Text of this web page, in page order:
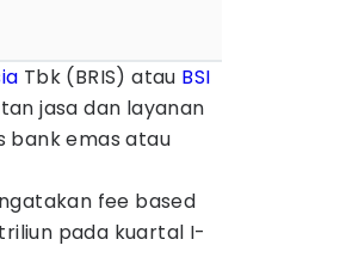
Tbk (BRIS) atau BSI
jasa dan layanan
bank emas atau
fee based
triliun pada kuartal I-